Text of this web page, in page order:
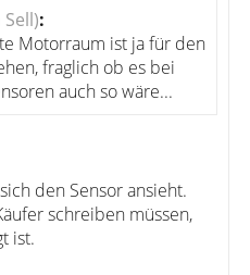
:
Motorraum ist ja für den
fraglich ob es bei
auch so wäre...
den Sensor ansieht.
schreiben müssen,
ist.